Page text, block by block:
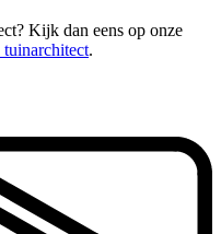
Kijk dan eens op onze
tuinarchitect.